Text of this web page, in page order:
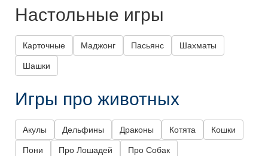
Настольные игры
Карточные Маджонг Пасьянс Шахматы
Шашки
Игры про животных
Акулы Дельфины Драконы Котята Кошки
Пони Про Лошадей Про Собак